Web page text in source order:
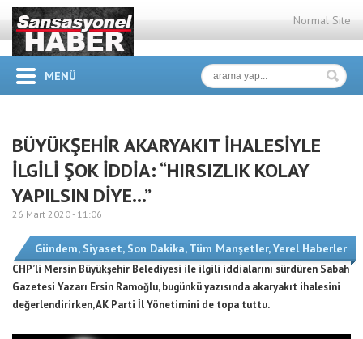
Normal Site
MENÜ
BÜYÜKŞEHİR AKARYAKIT İHALESİYLE
İLGİLİ ŞOK İDDİA: “HIRSIZLIK KOLAY
YAPILSIN DİYE…”
26 Mart 2020 - 11:06
Gündem, Siyaset, Son Dakika,Tüm Manşetler,Yerel Haberler
CHP’li Mersin Büyükşehir Belediyesi ile ilgili iddialarını sürdüren Sabah
Gazetesi Yazarı Ersin Ramoğlu, bugünkü yazısında akaryakıt ihalesini
değerlendirirken, AK Parti İl Yönetimini de topa tuttu.